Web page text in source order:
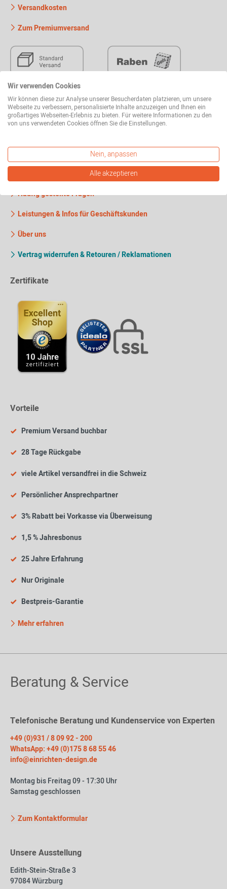
Versandkosten
Zum Premiumversand
Häufig gestellte Fragen
Leistungen & Infos für Geschäftskunden
Über uns
Vertrag widerrufen & Retouren / Reklamationen
Zertifikate
Vorteile
Premium Versand buchbar
28 Tage Rückgabe
viele Artikel versandfrei in die Schweiz
Persönlicher Ansprechpartner
3% Rabatt bei Vorkasse via Überweisung
1,5 % Jahresbonus
25 Jahre Erfahrung
Nur Originale
Bestpreis-Garantie
Mehr erfahren
Beratung & Service
Telefonische Beratung und Kundenservice von Experten
+49 (0)931 / 8 09 92 - 200
WhatsApp: +49 (0)175 8 68 55 46
info@einrichten-design.de
Montag bis Freitag 09 - 17:30 Uhr
Samstag geschlossen
Zum Kontaktformular
Unsere Ausstellung
Edith-Stein-Straße 3
97084 Würzburg
Wir verwenden Cookies
Wir können diese zur Analyse unserer Besucherdaten platzieren, um unsere
Webseite zu verbessern, personalisierte Inhalte anzuzeigen und Ihnen ein
großartiges Webseiten-Erlebnis zu bieten. Für weitere Informationen zu den
von uns verwendeten Cookies öffnen Sie die Einstellungen.
Nein, anpassen
Alle akzeptieren